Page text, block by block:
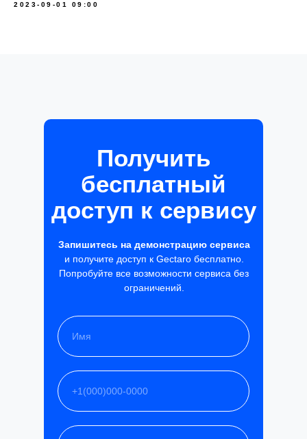
2023-09-01 09:00
Получить
бесплатный
доступ к сервису
Запишитесь на демонстрацию сервиса
и получите доступ к Gectaro бесплатно.
Попробуйте все возможности сервиса без
ограничений.